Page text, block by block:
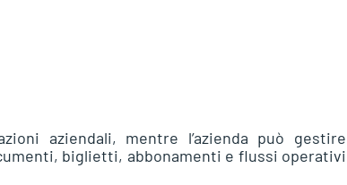
aziendali, mentre l’azienda può gestire
biglietti, abbonamenti e flussi operativi